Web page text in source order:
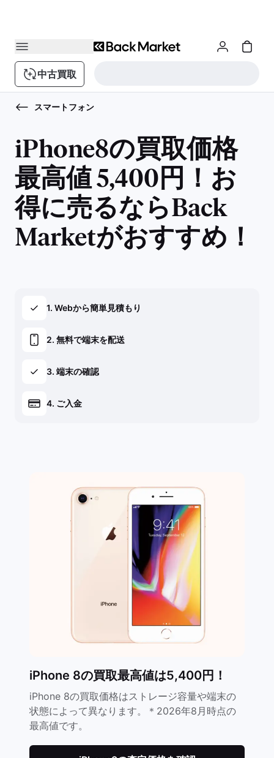
中古買取
スマートフォン
iPhone8の買取価格
最高値 5,400円！お
得に売るならBack
Marketがおすすめ！
1. Webから簡単見積もり
2. 無料で端末を配送
3. 端末の確認
4. ご入金
iPhone 8の買取最高値は5,400円！
iPhone 8の買取価格はストレージ容量や端末の
状態によって異なります。＊2026年8月時点の
最高値です。